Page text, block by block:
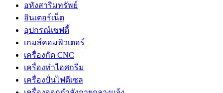
อหังสาริมทรัพย์
อินเตอร์เน็ต
อุปกรณ์เซฟตี้
เกมส์คอมพิวเตอร์
เครื่องกัด CNC
เครื่องทำไอศกรีม
เครื่องปั่นไฟดีเซล